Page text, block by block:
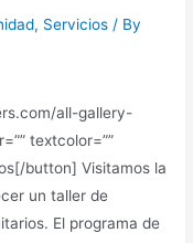
, Servicios / By
all-gallery-
textcolor=””
button] Visitamos la
un taller de
El programa de